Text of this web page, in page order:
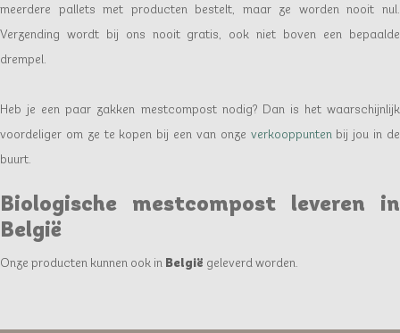
meerdere pallets met producten bestelt, maar ze worden nooit nul.
Verzending wordt bij ons nooit gratis, ook niet boven een bepaalde
drempel.
Heb je een paar zakken mestcompost nodig? Dan is het waarschijnlijk
voordeliger om ze te kopen bij een van onze verkooppuntenbij jou in de
buurt.
Biologische mestcompost leveren in
België
Onze producten kunnen ook in België geleverd worden.